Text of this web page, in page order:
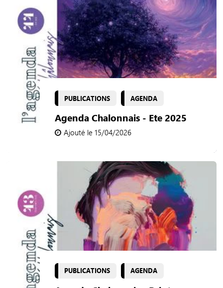
PUBLICATIONS AGENDA
Agenda Chalonnais - Ete 2025
Ajouté le 15/04/2026
PUBLICATIONS AGENDA